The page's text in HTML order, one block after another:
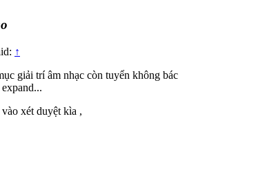
↑
giải trí âm nhạc còn tuyển không bác
xét duyệt kìa ,